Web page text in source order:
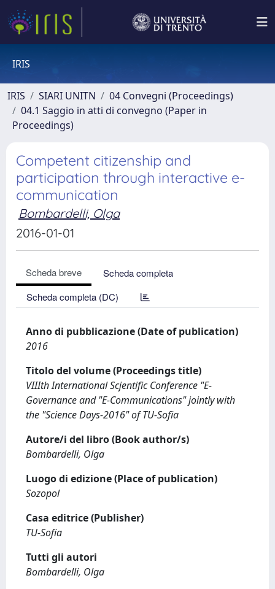
IRIS
IRIS SIARI UNITN
04 Convegni (Proceedings)
04.1 Saggio in atti di convegno (Paper in
Proceedings)
Competent citizenship and
participation through interactive e-
communication
Bombardelli, Olga
2016-01-01
Scheda breve
Scheda completa
Scheda completa (DC)
Anno di pubblicazione (Date of publication)
2016
Titolo del volume (Proceedings title)
VIIIth International Scjentific Conference "E-
Governance and "E-Communications" jointly with
the "Science Days-2016" of TU-Sofia
Autore/i del libro (Book author/s)
Bombardelli, Olga
Luogo di edizione (Place of publication)
Sozopol
Casa editrice (Publisher)
TU-Sofia
Tutti gli autori
Bombardelli, Olga